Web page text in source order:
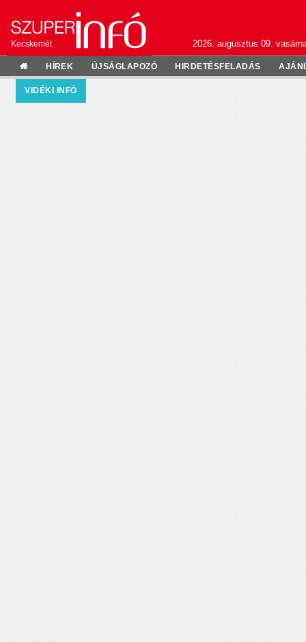
Kecskemét 2026. augusztus 09.
HÍREK ÚJSÁGLAPOZÓ HIRDETÉSFELADÁS
VIDÉKI INFÓ